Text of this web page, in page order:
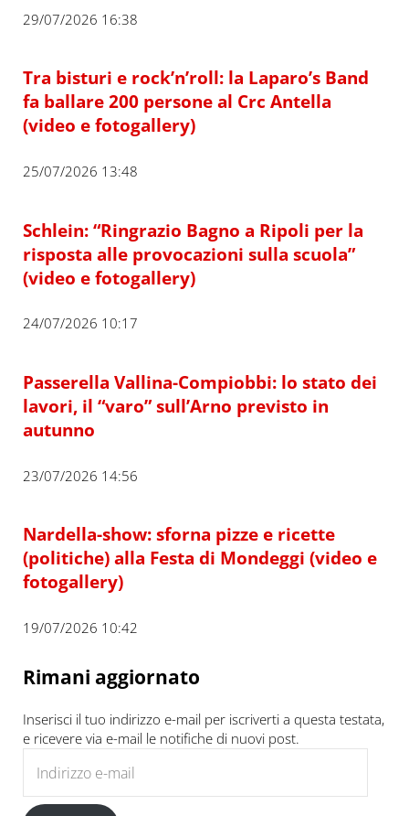
29/07/2026 16:38
Tra bisturi e rock’n’roll: la Laparo’s Band
fa ballare 200 persone al Crc Antella
(video e fotogallery)
25/07/2026 13:48
Schlein: “Ringrazio Bagno a Ripoli per la
risposta alle provocazioni sulla scuola”
(video e fotogallery)
24/07/2026 10:17
Passerella Vallina-Compiobbi: lo stato dei
lavori, il “varo” sull’Arno previsto in
autunno
23/07/2026 14:56
Nardella-show: sforna pizze e ricette
(politiche) alla Festa di Mondeggi (video e
fotogallery)
19/07/2026 10:42
Rimani aggiornato
Inserisci il tuo indirizzo e-mail per iscriverti a questa testata,
e ricevere via e-mail le notifiche di nuovi post.